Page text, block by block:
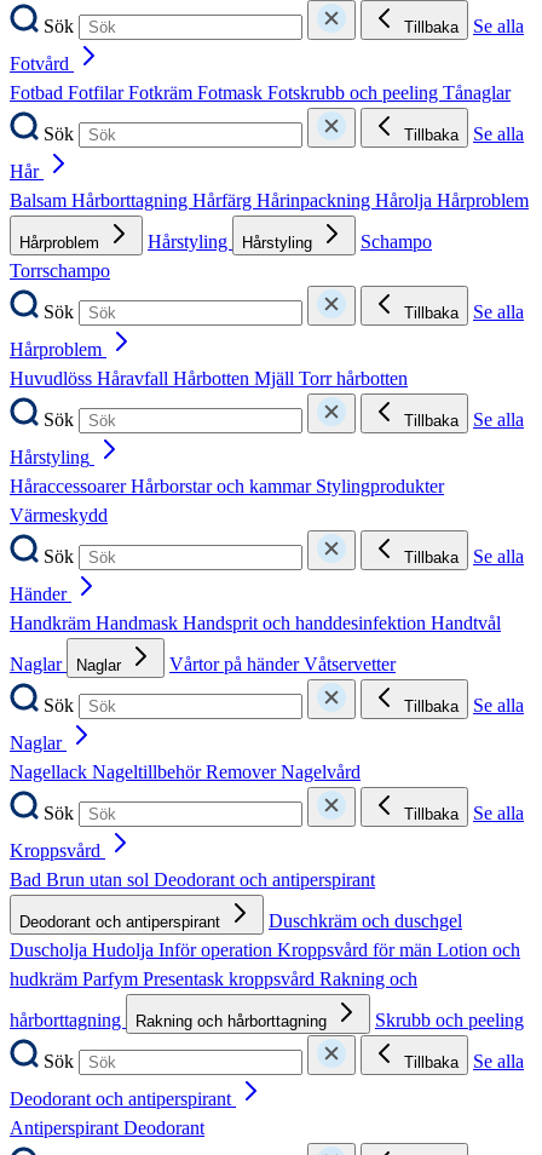
Sök
Tillbaka
Se alla
Fotvård
Fotbad FotfilarFotkräm Fotmask Fotskrubb och peeling Tånaglar
Sök
Tillbaka
Se alla
Hår
Balsam Hårborttagning Hårfärg Hårinpackning Hårolja Hårproblem
Hårproblem Hårstyling Hårstyling
Schampo
Torrschampo
Sök
Tillbaka
Se alla
Hårproblem
Huvudlöss Håravfall Hårbotten Mjäll Torr hårbotten
Sök
Tillbaka
Se alla
Hårstyling
HåraccessoarerHårborstar och kammar Stylingprodukter
Värmeskydd
Sök
Tillbaka
Se alla
Händer
Handkräm Handmask Handsprit och handdesinfektion Handtvål
Naglar
Naglar Vårtor på händerVåtservetter
Sök
Tillbaka
Se alla
Naglar
Nagellack NageltillbehörRemoverNagelvård
Sök
Tillbaka
Se alla
Kroppsvård
Bad Brun utan sol Deodorant och antiperspirant
Deodorant och antiperspirant
Duschkräm och duschgel
Duscholja Hudolja Inför operation Kroppsvård för män Lotion och
hudkräm Parfym Presentask kroppsvård Rakning och
hårborttagning
Rakning och hårborttagning
Skrubb och peeling
Sök
Tillbaka
Se alla
Deodorant och antiperspirant
AntiperspirantDeodorant